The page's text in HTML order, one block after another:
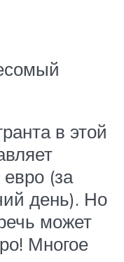
в этой
(за
день). Но
может
Многое